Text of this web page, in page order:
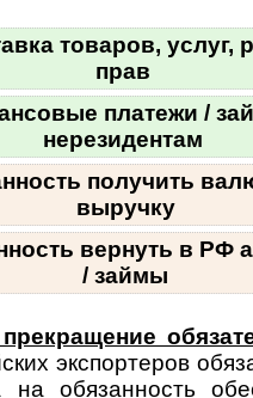
товаров, услуг,
прав
платежи /
нерезидентам
получить
выручку
вернуть в РФ
/ займы
экс­пор­те­ров
обя­зан­ность